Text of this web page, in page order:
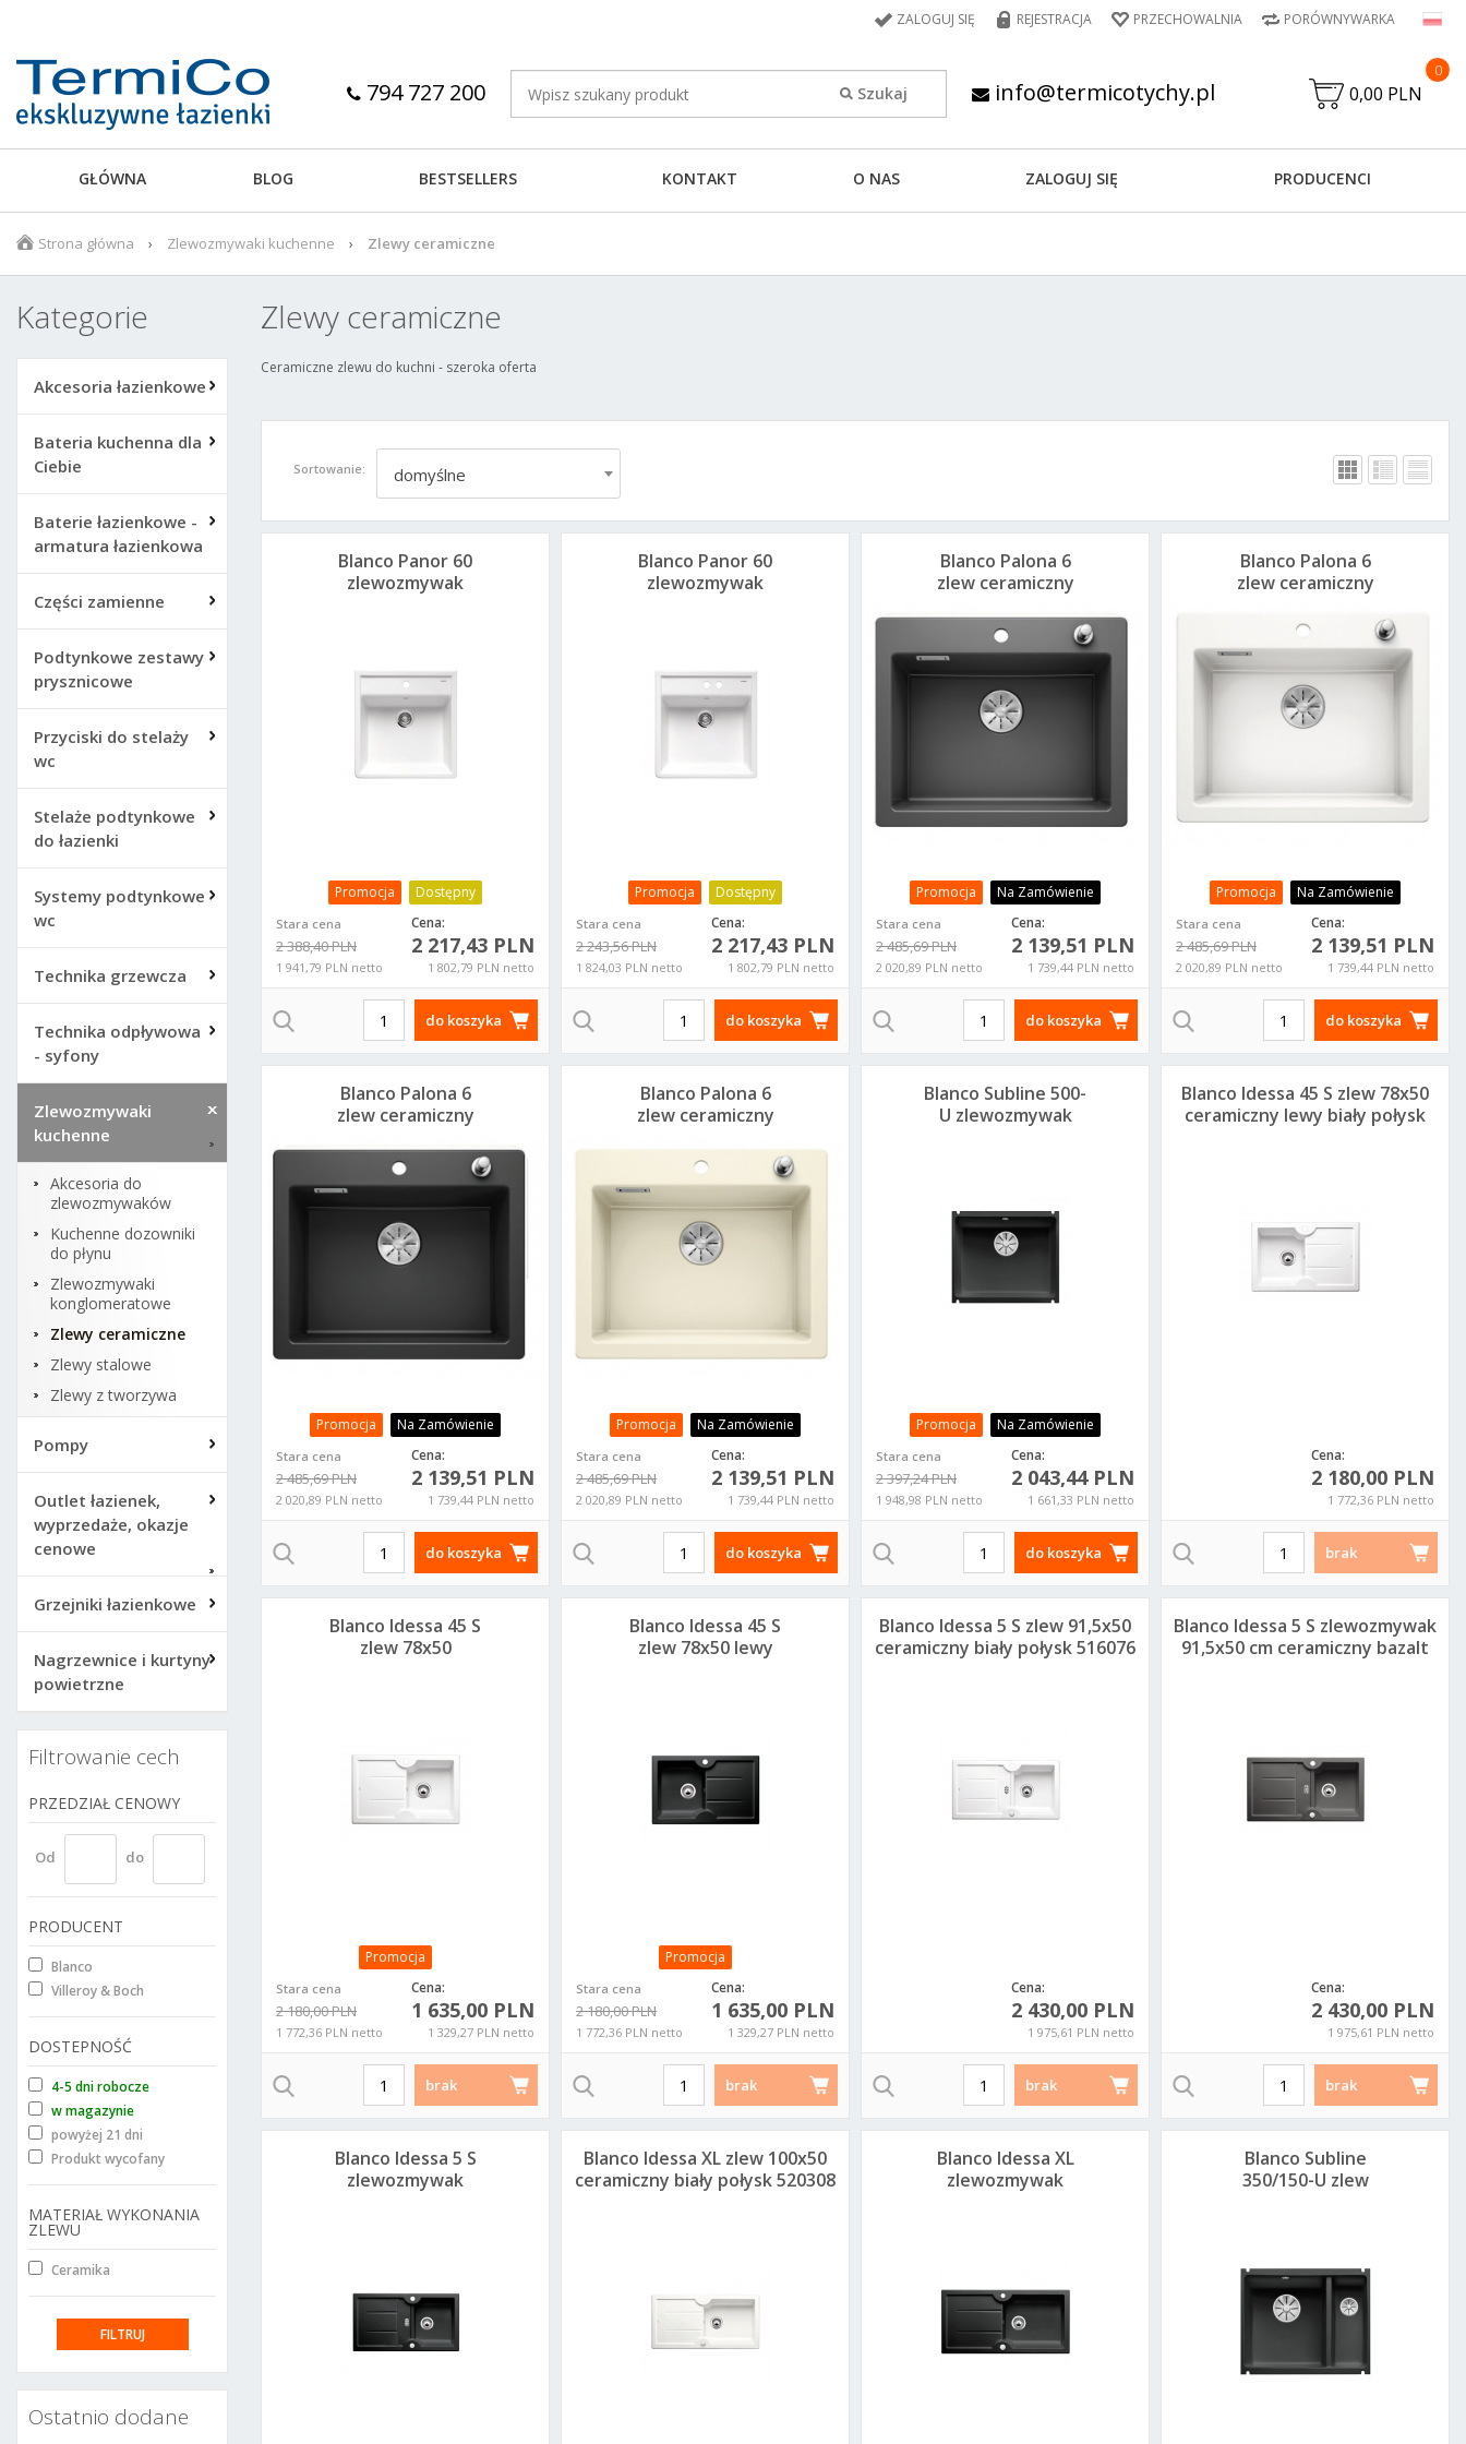
ZALOGUJ SIĘ REJESTRACJA PRZECHOWALNIA PORÓWNYWARKA
0,00 PLN
0
794 727 200 info@termicotychy.pl
GŁÓWNA BLOG BESTSELLERS KONTAKT O NAS ZALOGUJ SIĘ PRODUCENCI
Strona główna Zlewozmywaki kuchenne Zlewy ceramiczne
Kategorie
Akcesoria łazienkowe
Bateria kuchenna dla
Ciebie
Baterie łazienkowe -
armatura łazienkowa
Części zamienne
Podtynkowe zestawy
prysznicowe
Przyciski do stelaży
wc
Stelaże podtynkowe
do łazienki
Systemy podtynkowe
wc
Technika grzewcza
Technika odpływowa
- syfony
Zlewozmywaki
kuchenne
Akcesoria do
zlewozmywaków
Kuchenne dozowniki
do płynu
Zlewozmywaki
konglomeratowe
Zlewy ceramiczne
Zlewy stalowe
Zlewy z tworzywa
Pompy
Outlet łazienek,
wyprzedaże, okazje
cenowe
Grzejniki łazienkowe
Nagrzewnice i kurtyny
powietrzne
Filtrowanie cech
PRZEDZIAŁ CENOWY
Od do
PRODUCENT
Blanco
Villeroy & Boch
DOSTEPNOŚĆ
4-5 dni robocze
w magazynie
powyżej 21 dni
Produkt wycofany
MATERIAŁ WYKONANIA
ZLEWU
Ceramika
Ostatnio dodane
Zlewy ceramiczne
Ceramiczne zlewu do kuchni - szeroka oferta
Sortowanie: domyślne
Promocja Dostępny
Stara cena
2 388,40 PLN
1 941,79 PLN netto
Cena:
2 217,43 PLN
1 802,79 PLN netto
Blanco Panor 60
zlewozmywak
do koszyka
Promocja Dostępny
Stara cena
2 243,56 PLN
1 824,03 PLN netto
Cena:
2 217,43 PLN
1 802,79 PLN netto
Blanco Panor 60
zlewozmywak
do koszyka
Promocja Na Zamówienie
Stara cena
2 485,69 PLN
2 020,89 PLN netto
Cena:
2 139,51 PLN
1 739,44 PLN netto
Blanco Palona 6
zlew ceramiczny
do koszyka
Promocja Na Zamówienie
Stara cena
2 485,69 PLN
2 020,89 PLN netto
Cena:
2 139,51 PLN
1 739,44 PLN netto
Blanco Palona 6
zlew ceramiczny
do koszyka
Promocja Na Zamówienie
Stara cena
2 485,69 PLN
2 020,89 PLN netto
Cena:
2 139,51 PLN
1 739,44 PLN netto
Blanco Palona 6
zlew ceramiczny
do koszyka
Promocja Na Zamówienie
Stara cena
2 485,69 PLN
2 020,89 PLN netto
Cena:
2 139,51 PLN
1 739,44 PLN netto
Blanco Palona 6
zlew ceramiczny
524732
do koszyka
Promocja Na Zamówienie
Stara cena
2 397,24 PLN
1 948,98 PLN netto
Cena:
2 043,44 PLN
1 661,33 PLN netto
Blanco Subline 500-
U zlewozmywak
do koszyka
Cena:
2 180,00 PLN
1 772,36 PLN netto
Blanco Idessa 45 S zlew 78x50
ceramiczny lewy biały połysk
brak
Promocja
Stara cena
2 180,00 PLN
1 772,36 PLN netto
Cena:
1 635,00 PLN
1 329,27 PLN netto
Blanco Idessa 45 S
zlew 78x50
brak
Promocja
Stara cena
2 180,00 PLN
1 772,36 PLN netto
Cena:
1 635,00 PLN
1 329,27 PLN netto
Blanco Idessa 45 S
zlew 78x50 lewy
brak
Cena:
2 430,00 PLN
1 975,61 PLN netto
Blanco Idessa 5 S zlew 91,5x50
ceramiczny biały połysk 516076
brak
Cena:
2 430,00 PLN
1 975,61 PLN netto
Blanco Idessa 5 S zlewozmywak
91,5x50 cm ceramiczny bazalt
brak
Blanco Idessa 5 S
zlewozmywak
Blanco Idessa XL zlew 100x50
ceramiczny biały połysk 520308
Blanco Idessa XL
zlewozmywak
Blanco Subline
350/150-U zlew